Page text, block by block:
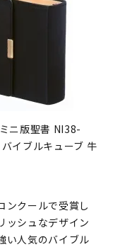
ニ版聖書 NI38-
イブルキューブ 牛
ンクールで受賞し
ッシュなデザイン
い人気のバイブル